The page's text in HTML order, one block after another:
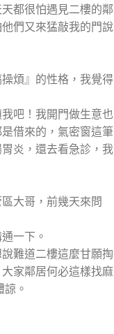
都很怕遇見二樓的鄰
們又來猛敲我的門說
煩』的性格，我覺得
吧！我開門做生意也
借來的，氣密窗這筆
炎，還去看急診，我
大哥，前幾天來問
一下。
難道二樓這麼甘願掏
家鄰居何必這樣找麻
。